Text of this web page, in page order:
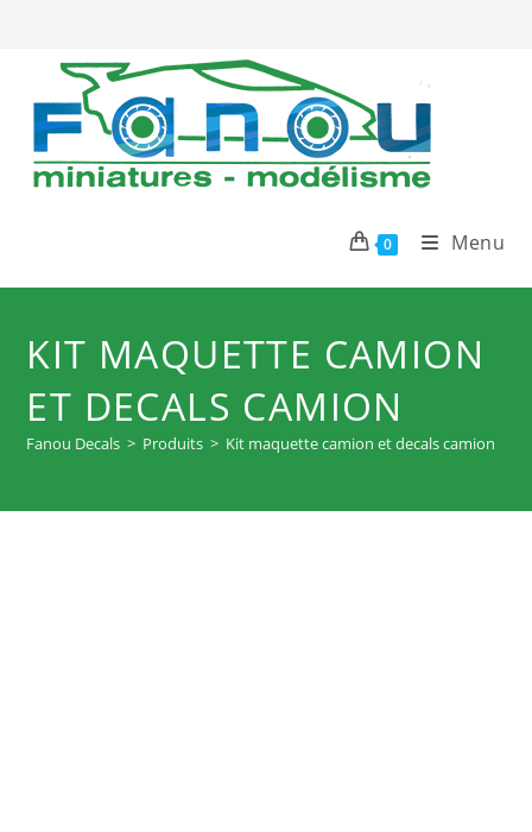
0 Menu
KIT MAQUETTE CAMION
ET DECALS CAMION
Fanou Decals > Produits > Kit maquette camion et decals camion